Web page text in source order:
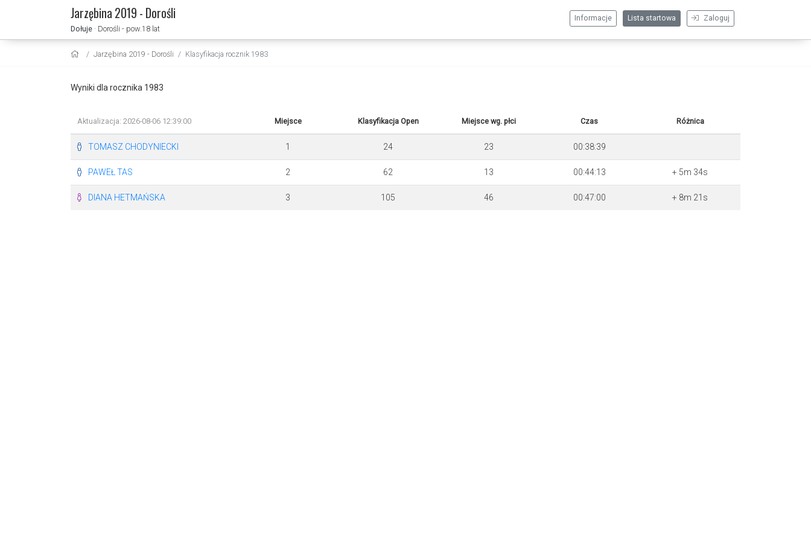
Jarzębina 2019 - Dorośli
Dołuje · Dorośli - pow.18 lat
Zaloguj
Lista startowa
Informacje
Jarzębina 2019 - Dorośli Klasyfikacja rocznik 1983
Wyniki dla rocznika 1983
Aktualizacja: 2026-08-06 12:39:00 Miejsce Klasyfikacja Open Miejsce wg. płci Czas Różnica
TOMASZ CHODYNIECKI 1 24 23 00:38:39
PAWEŁ TAS 2 62 13 00:44:13 + 5m 34s
DIANA HETMAŃSKA 3 105 46 00:47:00 + 8m 21s